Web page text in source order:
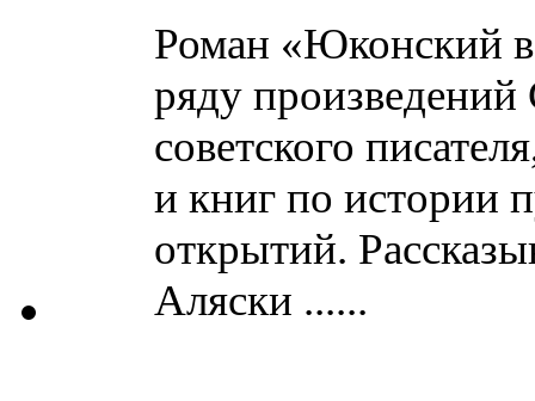
Роман «Юконский
ряду
советского
и книг по истории
открытий.
Аляски ......